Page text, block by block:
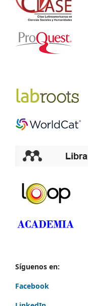
Síguenos en:
Facebook